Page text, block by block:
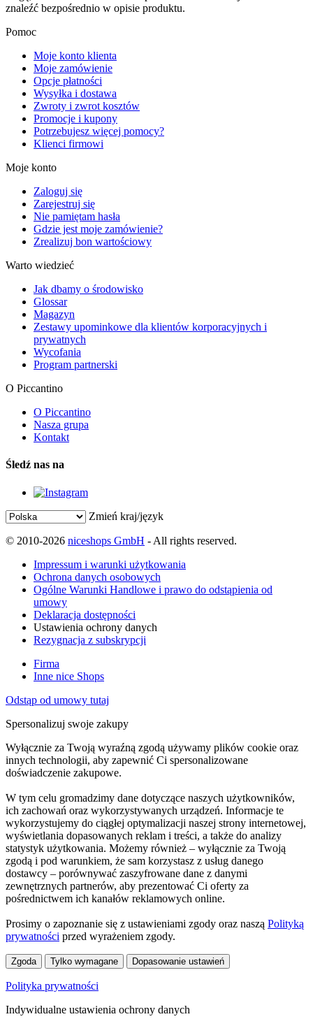
znaleźć bezpośrednio w opisie produktu.
Pomoc
Moje konto klienta
Moje zamówienie
Opcje płatności
Wysyłka i dostawa
Zwroty i zwrot kosztów
Promocje i kupony
Potrzebujesz więcej pomocy?
Klienci firmowi
Moje konto
Zaloguj się
Zarejestruj się
Nie pamiętam hasła
Gdzie jest moje zamówienie?
Zrealizuj bon wartościowy
Warto wiedzieć
Jak dbamy o środowisko
Glossar
Magazyn
Zestawy upominkowe dla klientów korporacyjnych i
prywatnych
Wycofania
Program partnerski
O Piccantino
O Piccantino
Nasza grupa
Kontakt
Śledź nas na
Zmień kraj/język
© 2010-2026 niceshops GmbH - All rights reserved.
Impressum i warunki użytkowania
Ochrona danych osobowych
Ogólne Warunki Handlowe i prawo do odstąpienia od
umowy
Deklaracja dostępności
Ustawienia ochrony danych
Rezygnacja z subskrypcji
Firma
Inne nice Shops
Odstąp od umowy tutaj
Spersonalizuj swoje zakupy
Wyłącznie za Twoją wyraźną zgodą używamy plików cookie oraz
innych technologii, aby zapewnić Ci spersonalizowane
doświadczenie zakupowe.
W tym celu gromadzimy dane dotyczące naszych użytkowników,
ich zachowań oraz wykorzystywanych urządzeń. Informacje te
wykorzystujemy do ciągłej optymalizacji naszej strony internetowej,
wyświetlania dopasowanych reklam i treści, a także do analizy
statystyk użytkowania. Możemy również – wyłącznie za Twoją
zgodą i pod warunkiem, że sam korzystasz z usług danego
dostawcy – porównywać zaszyfrowane dane z danymi
zewnętrznych partnerów, aby prezentować Ci oferty za
pośrednictwem ich kanałów reklamowych online.
Prosimy o zapoznanie się z ustawieniami zgody oraz naszą Polityką
prywatności przed wyrażeniem zgody.
Zgoda Tylko wymagane Dopasowanie ustawień
Polityka prywatności
Indywidualne ustawienia ochrony danych